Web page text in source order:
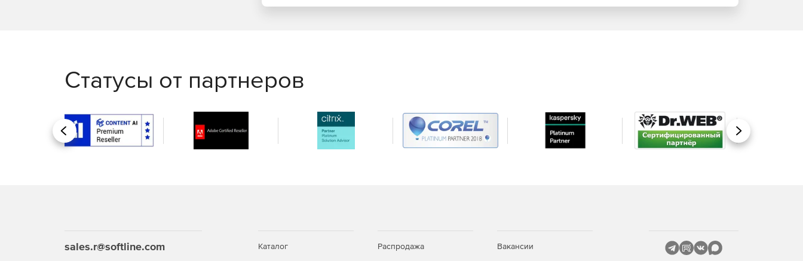
Статусы от партнеров
Назад Вперед
sales.r@softline.com Каталог Распродажа Вакансии